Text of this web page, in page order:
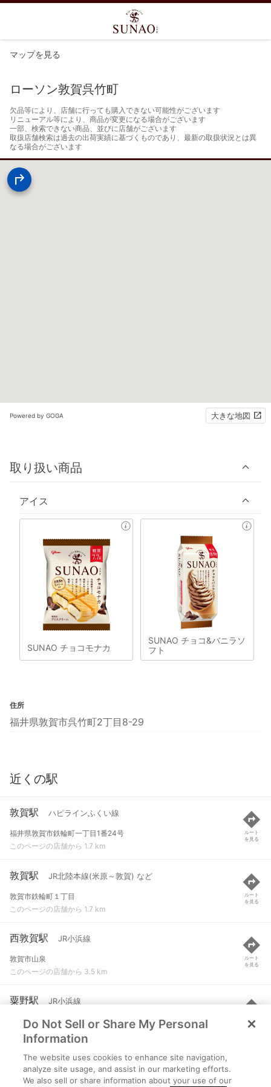
マップを見る
ローソン敦賀呉竹町
欠品等により、店舗に行っても購入できない可能性がございます
リニューアル等により、商品が変更になる場合がございます
一部、検索できない商品、並びに店舗がございます
取扱店舗検索は過去の出荷実績に基づくものであり、最新の取扱状況とは異
なる場合がございます
Powered by GOGA 大きな地図
取り扱い商品
アイス
SUNAO チョコモナカ
SUNAO チョコ&バニラソ
フト
住所
福井県敦賀市呉竹町2丁目8-29
近くの駅
敦賀駅 ハピラインふくい線
福井県敦賀市鉄輪町一丁目1番24号
このページの店舗から 1.7 km
ルート
を見る
敦賀駅 JR北陸本線(米原～敦賀) など
敦賀市鉄輪町１丁目
このページの店舗から 1.7 km
ルート
を見る
西敦賀駅 JR小浜線
敦賀市山泉
このページの店舗から 3.5 km
ルート
を見る
粟野駅 JR小浜線
敦賀市野坂
このページの店舗から 4.5 km
ルート
を見る
新疋田駅 JR北陸本線(米原～敦賀)
敦賀市疋田
Do Not Sell or Share My Personal
Information
The website uses cookies to enhance site navigation,
analyze site usage, and assist in our marketing efforts.
We also sell or share information about your use of our